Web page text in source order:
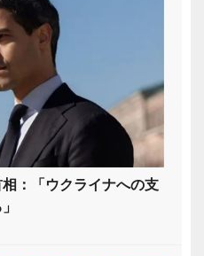
：「ウクライナへの支